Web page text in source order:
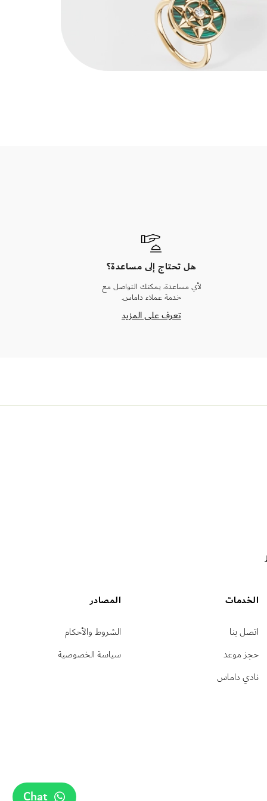
هل تحتاج إلى مساعدة؟
لأي مساعدة، يمكنك التواصل مع
خدمة عملاء داماس.
تعرف على المزيد
الخدمات
اتصل بنا
حجز موعد
نادي داماس
المصادر
الشروط والأحكام
سياسة الخصوصية
Chat